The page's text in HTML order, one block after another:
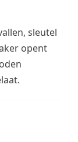
sleutel
opent